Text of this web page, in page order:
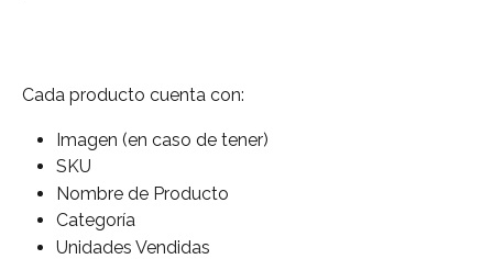
Cada producto cuenta con:
Imagen (en caso de tener)
SKU
Nombre de Producto
Categoría
Unidades Vendidas